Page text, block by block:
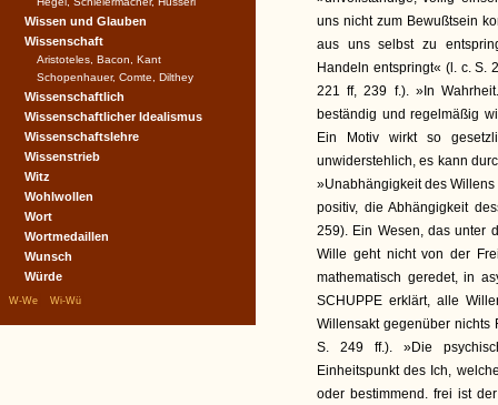
uns nicht zum Bewußtsein
aus uns selbst zu
Handeln entspringt« (l. c. S.
221 ff, 239 f.). »In
beständig und regelmäßig
Ein Motiv wirkt so
unwiderstehlich, es kann
»Unabhängigkeit des
positiv, die Abhängigkeit
259). Ein Wesen, das unter
Wille geht nicht von der
mathematisch geredet, in
SCHUPPE erklärt, alle
Willensakt gegenüber nichts
S. 249 ff.). »Die
Einheitspunkt des Ich,
oder bestimmend. frei ist
Wissen und Glauben
Wissenschaft
Aristoteles, Bacon, Kant
Schopenhauer, Comte, Dilthey
Wissenschaftlich
Wissenschaftlicher Idealismus
Wissenschaftslehre
Wissenstrieb
Witz
Wohlwollen
Wort
Wortmedaillen
Wunsch
Würde
W-We Wi-Wü